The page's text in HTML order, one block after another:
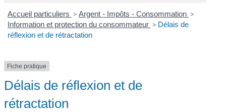
Accueil particuliers > Argent - Impôts - Consommation >
Information et protection du consommateur > Délais de
réflexion et de rétractation
Fiche pratique
Délais de réflexion et de
rétractation